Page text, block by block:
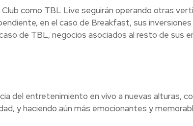
como TBL Live seguirán operando otras
en el caso de Breakfast, sus inversiones
de TBL, negocios asociados al resto de sus
del entretenimiento en vivo a nuevas alturas,
y haciendo aún más emocionantes y